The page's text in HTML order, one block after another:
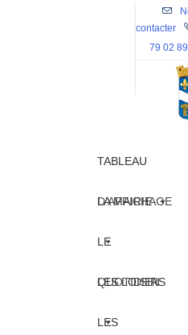
to
contacter
79 02 89
TABLEAU
D’AFFICHAGE
LA MAIRIE
LE
QUOTIDIEN
LES LOISIRS
LES